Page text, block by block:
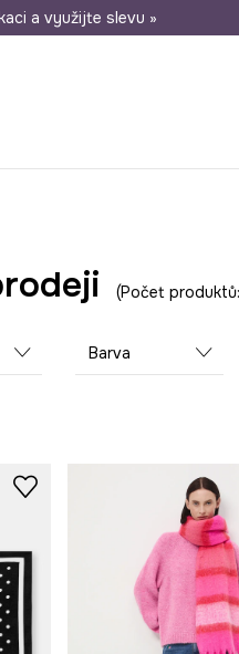
hodin 30 dní na
a využijte slevu »
Počet
Barva